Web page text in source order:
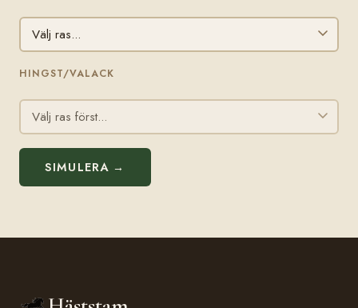
HINGST/VALACK
SIMULERA →